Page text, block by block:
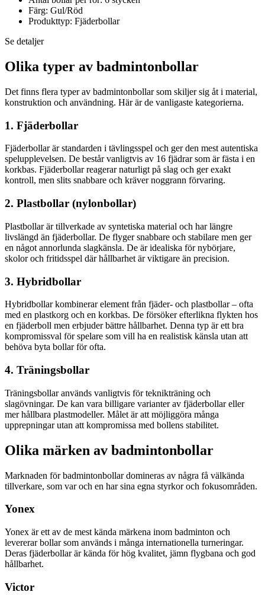
Färg: Gul/Röd
Produkttyp: Fjäderbollar
Se detaljer
Olika typer av badmintonbollar
Det finns flera typer av badmintonbollar som skiljer sig åt i material,
konstruktion och användning. Här är de vanligaste kategorierna.
1. Fjäderbollar
Fjäderbollar är standarden i tävlingsspel och ger den mest autentiska
spelupplevelsen. De består vanligtvis av 16 fjädrar som är fästa i en
korkbas. Fjäderbollar reagerar naturligt på slag och ger exakt
kontroll, men slits snabbare och kräver noggrann förvaring.
2. Plastbollar (nylonbollar)
Plastbollar är tillverkade av syntetiska material och har längre
livslängd än fjäderbollar. De flyger snabbare och stabilare men ger
en något annorlunda slagkänsla. De är idealiska för nybörjare,
skolor och fritidsspel där hållbarhet är viktigare än precision.
3. Hybridbollar
Hybridbollar kombinerar element från fjäder- och plastbollar – ofta
med en plastkorg och en korkbas. De försöker efterlikna flykten hos
en fjäderboll men erbjuder bättre hållbarhet. Denna typ är ett bra
kompromissval för spelare som vill ha en realistisk känsla utan att
behöva byta bollar för ofta.
4. Träningsbollar
Träningsbollar används vanligtvis för teknikträning och
slagövningar. De kan vara billigare varianter av fjäderbollar eller
mer hållbara plastmodeller. Målet är att möjliggöra många
upprepningar utan att kompromissa med bollens stabilitet.
Olika märken av badmintonbollar
Marknaden för badmintonbollar domineras av några få välkända
tillverkare, som var och en har sina egna styrkor och fokusområden.
Yonex
Yonex är ett av de mest kända märkena inom badminton och
levererar bollar som används i många internationella turneringar.
Deras fjäderbollar är kända för hög kvalitet, jämn flygbana och god
hållbarhet.
Victor